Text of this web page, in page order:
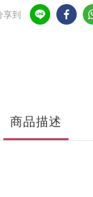
享到
商品描述